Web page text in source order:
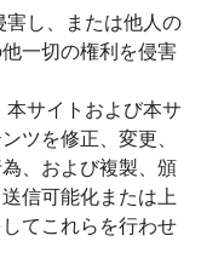
し、または他人の
一切の権利を侵害
サイトおよび本サ
ツを修正、変更、
、および複製、頒
信可能化または上
てこれらを行わせ